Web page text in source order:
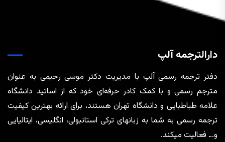
دارالترجمه آلپ
دفتر ترجمه رسمی آلپ با مدیریت دکتر موسی رحیمی به عنوان
مترجم رسمی و با کمک کادر حرفه‌ای خود که از اساتید دانشگاه
علامه طباطبایی و دانشگاه تهران هستند، برای ارائه بهترین کیفیت
ترجمه رسمی به شما به زبانهای ترکی استانبولی، انگلیسی، ایتالیایی
و… فعالیت میکند.